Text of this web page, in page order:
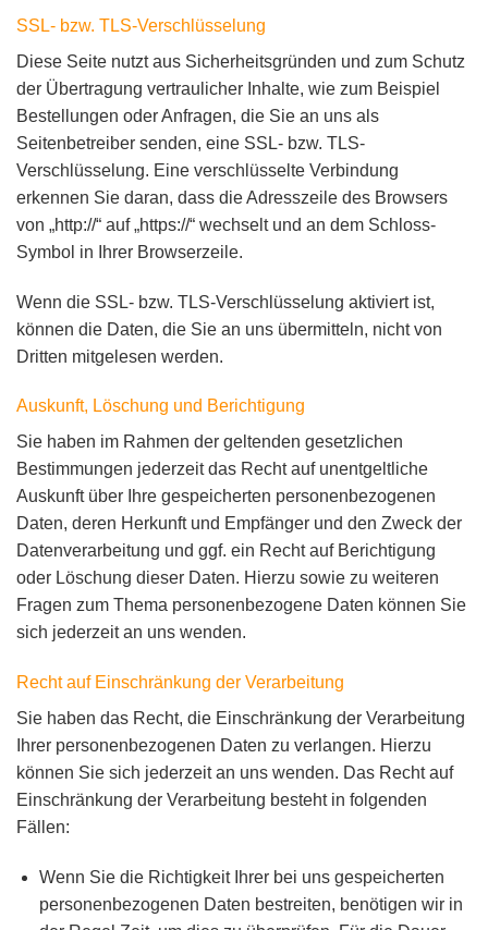
SSL- bzw. TLS-Verschlüsselung
Diese Seite nutzt aus Sicherheitsgründen und zum Schutz
der Übertragung vertraulicher Inhalte, wie zum Beispiel
Bestellungen oder Anfragen, die Sie an uns als
Seitenbetreiber senden, eine SSL- bzw. TLS-
Verschlüsselung. Eine verschlüsselte Verbindung
erkennen Sie daran, dass die Adresszeile des Browsers
von „http://“ auf „https://“ wechselt und an dem Schloss-
Symbol in Ihrer Browserzeile.
Wenn die SSL- bzw. TLS-Verschlüsselung aktiviert ist,
können die Daten, die Sie an uns übermitteln, nicht von
Dritten mitgelesen werden.
Auskunft, Löschung und Berichtigung
Sie haben im Rahmen der geltenden gesetzlichen
Bestimmungen jederzeit das Recht auf unentgeltliche
Auskunft über Ihre gespeicherten personenbezogenen
Daten, deren Herkunft und Empfänger und den Zweck der
Datenverarbeitung und ggf. ein Recht auf Berichtigung
oder Löschung dieser Daten. Hierzu sowie zu weiteren
Fragen zum Thema personenbezogene Daten können Sie
sich jederzeit an uns wenden.
Recht auf Einschränkung der Verarbeitung
Sie haben das Recht, die Einschränkung der Verarbeitung
Ihrer personenbezogenen Daten zu verlangen. Hierzu
können Sie sich jederzeit an uns wenden. Das Recht auf
Einschränkung der Verarbeitung besteht in folgenden
Fällen:
Wenn Sie die Richtigkeit Ihrer bei uns gespeicherten
personenbezogenen Daten bestreiten, benötigen wir in